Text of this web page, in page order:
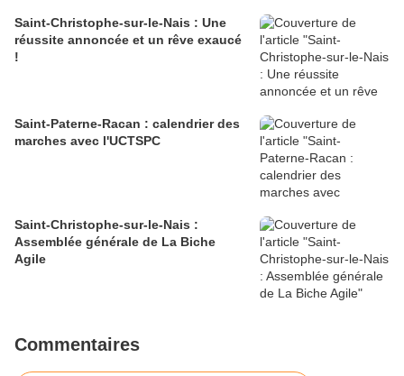
Saint-Christophe-sur-le-Nais : Une
réussite annoncée et un rêve exaucé
!
Saint-Paterne-Racan : calendrier des
marches avec l'UCTSPC
Saint-Christophe-sur-le-Nais :
Assemblée générale de La Biche
Agile
Commentaires